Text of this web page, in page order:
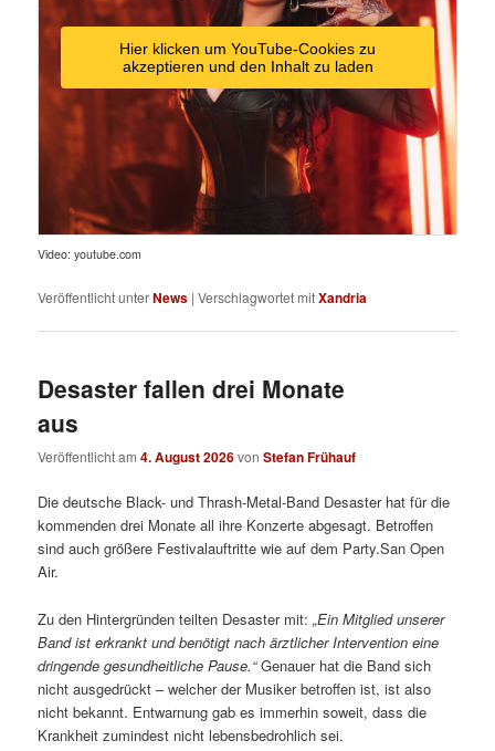
Hier klicken um YouTube-Cookies zu
akzeptieren und den Inhalt zu laden
Video: youtube.com
Veröffentlicht unterNews |Verschlagwortet mitXandria
Desaster fallen drei Monate
aus
Veröffentlicht am4. August 2026vonStefan Frühauf
Die deutsche Black- und Thrash-Metal-Band Desaster hat für die
kommenden drei Monate all ihre Konzerte abgesagt. Betroffen
sind auch größere Festivalauftritte wie auf dem Party.San Open
Air.
Zu den Hintergründen teilten Desaster mit:„Ein Mitglied unserer
Band ist erkrankt und benötigt nach ärztlicher Intervention eine
dringende gesundheitliche Pause.“Genauer hat die Band sich
nicht ausgedrückt – welcher der Musiker betroffen ist, ist also
nicht bekannt. Entwarnung gab es immerhin soweit, dass die
Krankheit zumindest nicht lebensbedrohlich sei.